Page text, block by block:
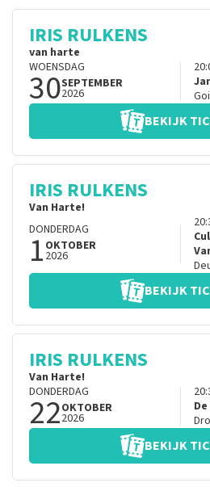
IRIS RULKENS
van harte
WOENSDAG
30SEPTEMBER
2026
BEKIJK
IRIS RULKENS
Van Harte!
DONDERDAG
1 OKTOBER
2026
BEKIJK
IRIS RULKENS
Van Harte!
DONDERDAG
22OKTOBER
2026
BEKIJK